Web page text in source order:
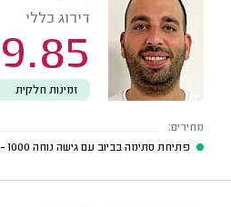
דירוג כללי
9.85
זמינות חלקית
מחירים:
פתיחת סתימה בביוב עם גישה נוחה 1000 - 850